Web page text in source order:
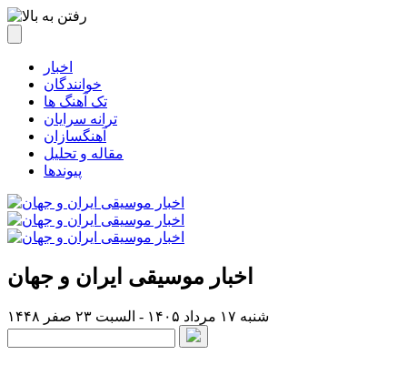
اخبار
خوانندگان
تک آهنگ ها
ترانه سرایان
آهنگسازان
مقاله و تحلیل
پیوندها
اخبار موسیقی ایران و جهان
شنبه ۱۷ مرداد ۱۴۰۵ - السبت ۲۳ صفر ۱۴۴۸